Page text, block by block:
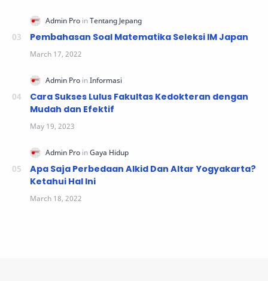
Pembahasan Soal Matematika Seleksi IM Japan
Cara Sukses Lulus Fakultas Kedokteran dengan
Mudah dan Efektif
Apa Saja Perbedaan Alkid Dan Altar Yogyakarta?
Ketahui Hal Ini